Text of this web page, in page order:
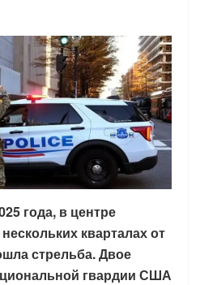
года, в центре
кварталах от
стрельба. Двое
гвардии США